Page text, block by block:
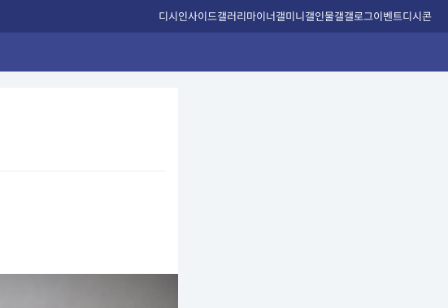
디시인사이드갤러리마이너갤미니갤인물갤갤로그이벤트디시콘